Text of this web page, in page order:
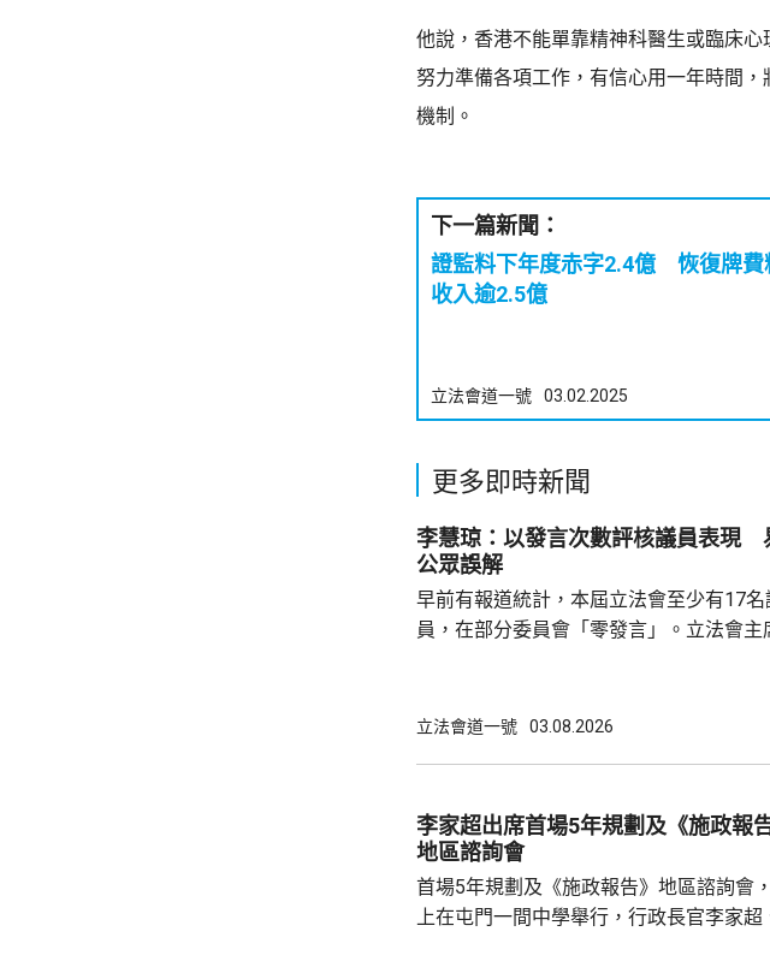
他說，香港不能單靠精神科醫生或臨床
努力準備各項工作，有信心用一年時間
機制。
下一篇新聞：
證監料下年度赤字2.4億 恢復牌費
收入逾2.5億
立法會道一號 03.02.2025
更多即時新聞
李慧琼：以發言次數評核議員表現
公眾誤解
早前有報道統計，本屆立法會至少有17名
員，在部分委員會「零發言」。立法會主
現的重要指標，會令公眾誤解部分議員表
寡基於不同考量，將每名議員視為獨立「
個體」統計，容易忽略立法會內部政黨分
時...
立法會道一號 03.08.2026
李家超出席首場5年規劃及《施政報告
地區諮詢會
首場5年規劃及《施政報告》地區諮詢會
上在屯門一間中學舉行，行政長官李家超